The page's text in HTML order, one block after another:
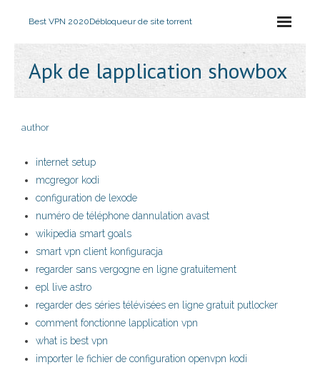
Best VPN 2020Débloqueur de site torrent
Apk de lapplication showbox
author
internet setup
mcgregor kodi
configuration de lexode
numéro de téléphone dannulation avast
wikipedia smart goals
smart vpn client konfiguracja
regarder sans vergogne en ligne gratuitement
epl live astro
regarder des séries télévisées en ligne gratuit putlocker
comment fonctionne lapplication vpn
what is best vpn
importer le fichier de configuration openvpn kodi